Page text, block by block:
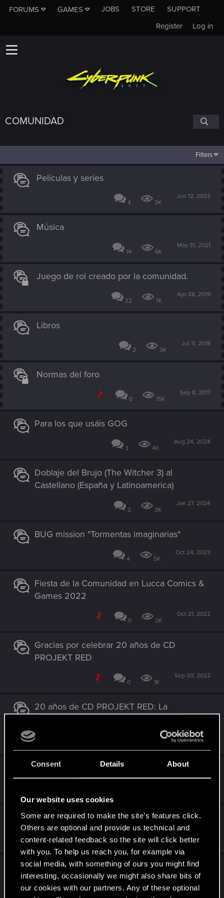
Consent Details About
Our website uses cookies
Some are required to make the site’s features click.
Others are optional and provide us technical and
content-related feedback so the site will click better
with you. To help us reach you, for example via
social media, with something of ours you might find
interesting, occasionally we might also share bits of
our cookies with our partners. Any of these optional
FORUMS GAMES JOBS STORE
SUPPORT
Log in
Register
COMUNIDAD
Filters
Películas y series
4 3K
Jun 12, 2023
Música
14 6K
May 31, 2021
Juego de rol creado por la comunidad.
32 7K
Apr 28, 2019
Libros
2 3K
Jul 11, 2018
Normas del foro
0 15K
Sep 8, 2017
Para los que usáis GOG
3 4K
Aug 24, 2024
Doblaje del Brujo (The Witcher 3) al
Castellano (España y Latinoamerica)
2 3K
Jan 27, 2024
BUG mission "Tormentas imaginarias"
4 5K
Oct 24, 2023
Fiesta de la Comunidad en Lucca Comics &
Games 2022
0 2K
Oct 21, 2022
Gracias por celebrar 20 años de CD
PROJEKT RED
0 1K
Sep 30, 2022
20 años de CD PROJEKT RED: La
Jul 5, 2022
¡20 años de CD PROJEKT RED!
Concurso Vacaciones de Navidad 2021
0 2K
Dec 21, 2021
aparece circulo error en pantalla
2 2K
Aug 27, 2021